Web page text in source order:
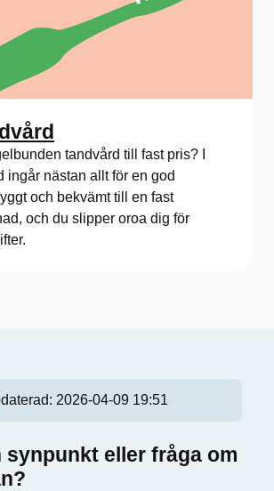
tandvård till fast pris? I
ingår nästan allt för en god
och bekvämt till en fast
och du slipper oroa dig för
2026-04-09 19:51
synpunkt eller fråga om